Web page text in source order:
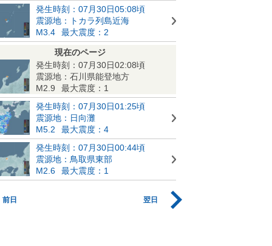
発生時刻：07月30日05:08頃
震源地：トカラ列島近海
M3.4
最大震度：2
現在のページ
発生時刻：07月30日02:08頃
震源地：石川県能登地方
M2.9
最大震度：1
発生時刻：07月30日01:25頃
震源地：日向灘
M5.2
最大震度：4
発生時刻：07月30日00:44頃
震源地：鳥取県東部
M2.6
最大震度：1
前日 翌日